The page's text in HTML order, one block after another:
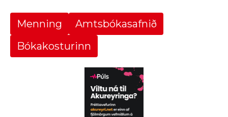
Menning
Amtsbókasafnið
Bókakosturinn